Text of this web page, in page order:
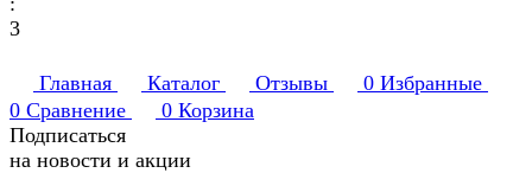
3
Главная Каталог Отзывы 0 Избранные
0 Сравнение 0 Корзина
Подписаться
на новости и акции